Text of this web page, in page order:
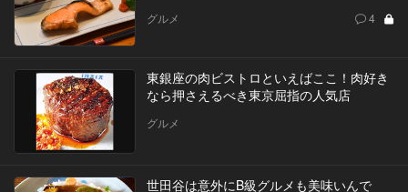
グルメ 4
東銀座の肉ビストロといえばここ！肉好き
なら押さえるべき東京屈指の人気店
グルメ
世田谷は意外にB級グルメも美味いんで